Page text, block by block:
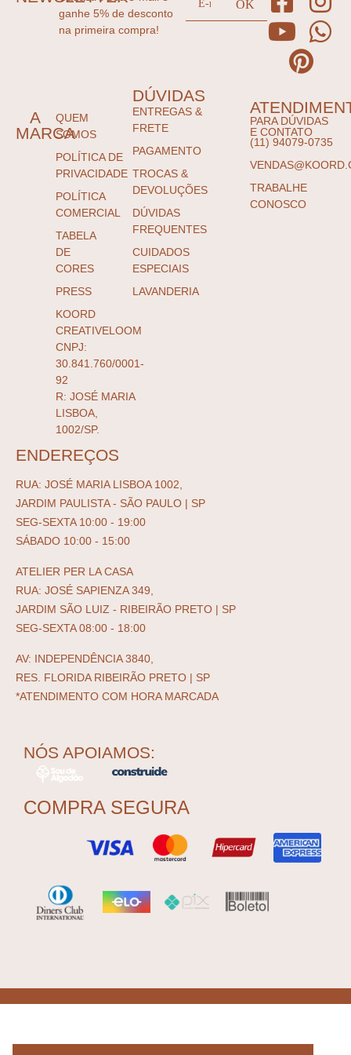
ganhe 5% de desconto
na primeira compra!
A
MARCA
QUEM
SOMOS
POLÍTICA DE
PRIVACIDADE
POLÍTICA
COMERCIAL
TABELA
DE
CORES
PRESS
KOORD
CREATIVELOOM
CNPJ:
30.841.760/0001-
92
R: JOSÉ MARIA
LISBOA,
1002/SP.
DÚVIDAS
ENTREGAS &
FRETE
PAGAMENTO
TROCAS &
DEVOLUÇÕES
DÚVIDAS
FREQUENTES
CUIDADOS
ESPECIAIS
LAVANDERIA
PARA DÚVIDAS
E CONTATO
(11) 94079-0735
TRABALHE
CONOSCO
ENDEREÇOS
RUA: JOSÉ MARIA LISBOA 1002,
JARDIM PAULISTA - SÃO PAULO | SP
SEG-SEXTA 10:00 - 19:00
SÁBADO 10:00 - 15:00
ATELIER PER LA CASA
RUA: JOSÉ SAPIENZA 349,
JARDIM SÃO LUIZ - RIBEIRÃO PRETO | SP
SEG-SEXTA 08:00 - 18:00
AV: INDEPENDÊNCIA 3840,
RES. FLORIDA RIBEIRÃO PRETO | SP
*ATENDIMENTO COM HORA MARCADA
NÓS APOIAMOS:
COMPRA SEGURA